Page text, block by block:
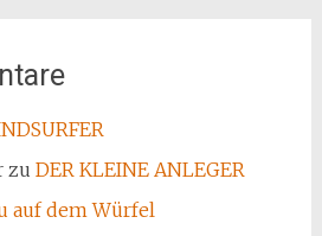
zu DER KLEINE ANLEGER
auf dem Würfel